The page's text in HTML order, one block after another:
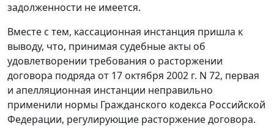
задолженности не имеется.
Вместе с тем, кассационная инстанция пришла к
выводу, что, принимая судебные акты об
удовлетворении требования о расторжении
договора подряда от 17 октября 2002 г. N 72, первая
и апелляционная инстанции неправильно
применили нормы Гражданского кодекса Российской
Федерации, регулирующие расторжение договора.